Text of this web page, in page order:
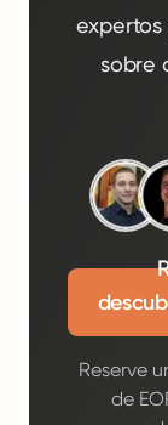
expertos
sobre
Reserve
de